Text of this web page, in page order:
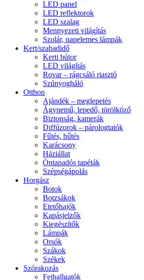
LED panel
LED reflektorok
LED szalag
Mennyezeti világítás
Szolár, napelemes lámpák
Kert/szabadidő
Kerti bútor
LED világítás
Rovar – rágcsáló riasztó
Szúnyogháló
Otthon
Ajándék – meglepetés
Ágynemű, lepedő, törölköző
Biztonság, kamerák
Diffúzorok – párologtatók
Fűtés, hűtés
Karácsony
Háziállat
Öntapadós tapéták
Szépségápolás
Horgász
Botok
Botzsákok
Etetőhajók
Kapásjelzők
Kiegészítők
Lámpák
Orsók
Szákok
Székek
Szórakozás
Fejhallgatók